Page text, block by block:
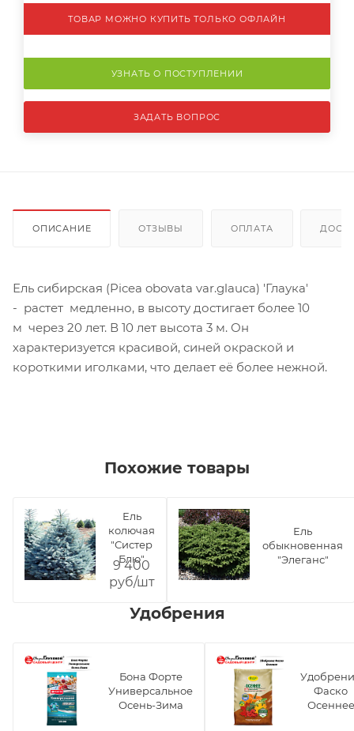
ТОВАР МОЖНО КУПИТЬ ТОЛЬКО ОФЛАЙН
УЗНАТЬ О ПОСТУПЛЕНИИ
ЗАДАТЬ ВОПРОС
ОПИСАНИЕ ОТЗЫВЫ ОПЛАТА
Ель сибирская (Picea obovata var.glauca) 'Глаука'
- растет медленно, в высоту достигает более 10
м через 20 лет. В 10 лет высота 3 м. Он
характеризуется красивой, синей окраской и
короткими иголками, что делает её более нежной.
Похожие товары
Ель
колючая
"Систер
Блю"
9 400
руб/шт
Ель
обыкновенная
"Элеганс"
Удобрения
Бона Форте
Универсальное
Осень-Зима
Фаско
Осеннее